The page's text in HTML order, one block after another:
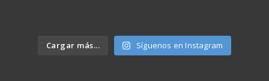
Cargar más... Síguenos en Instagram